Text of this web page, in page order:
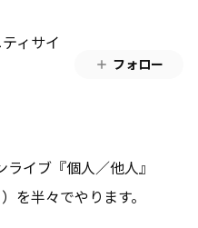
ィサイ
フォロー
イブ『個人／他人』
を半々でやります。